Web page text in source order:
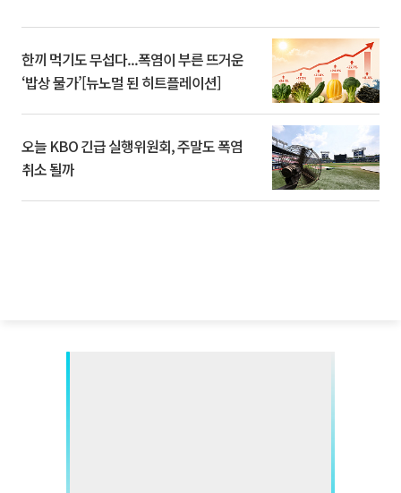
한끼 먹기도 무섭다...폭염이 부른 뜨거운
‘밥상 물가’[뉴노멀 된 히트플레이션]
오늘 KBO 긴급 실행위원회, 주말도 폭염
취소 될까